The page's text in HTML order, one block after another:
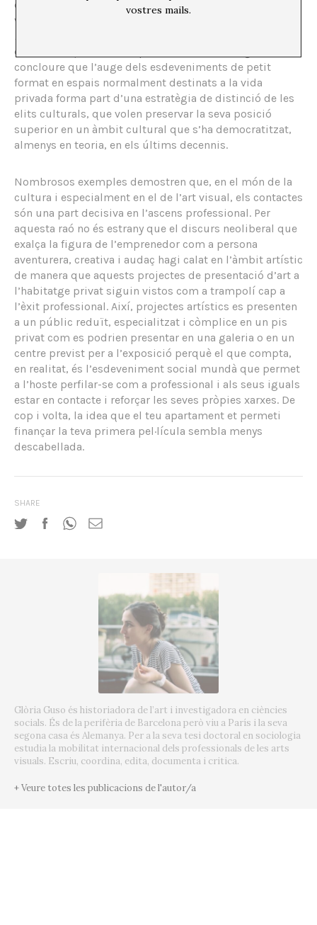
diferenciar-se dins d’aquest nínxol de mercat una
vegada que certes pràctiques s’havien convertit en
mainstream
donen en aquest treball podem fer una analogia i
concloure que l’auge dels esdeveniments de petit
format en espais normalment destinats a la vida
privada forma part d’una estratègia de distinció de les
elits culturals, que volen preservar la seva posició
superior en un àmbit cultural que s’ha democratitzat,
almenys en teoria, en els últims decennis.
Nombrosos exemples demostren que, en el món de la
cultura i especialment en el de l’art visual, els contactes
són una part decisiva en l’ascens professional. Per
aquesta raó no és estrany que el discurs neoliberal que
exalça la figura de l’emprenedor com a persona
aventurera, creativa i audaç hagi calat en l’àmbit artístic
de manera que aquests projectes de presentació d’art a
l’habitatge privat siguin vistos com a trampolí cap a
l’èxit professional. Així, projectes artístics es presenten
a un públic reduït, especialitzat i còmplice en un pis
privat com es podrien presentar en una galeria o en un
centre previst per a l’exposició perquè el que compta,
en realitat, és l’esdeveniment social mundà que permet
a l’hoste perfilar-se com a professional i als seus iguals
estar en contacte i reforçar les seves pròpies xarxes. De
cop i volta, la idea que el teu apartament et permeti
finançar la teva primera pel·lícula sembla menys
descabellada.
SHARE
Glòria Guso és historiadora de l’art i investigadora en ciències
socials. És de la perifèria de Barcelona però viu a París i la seva
segona casa és Alemanya. Per a la seva tesi doctoral en sociologia
estudia la mobilitat internacional dels professionals de les arts
visuals. Escriu, coordina, edita, documenta i critica.
+ Veure totes les publicacions de l'autor/a
vostres mails.